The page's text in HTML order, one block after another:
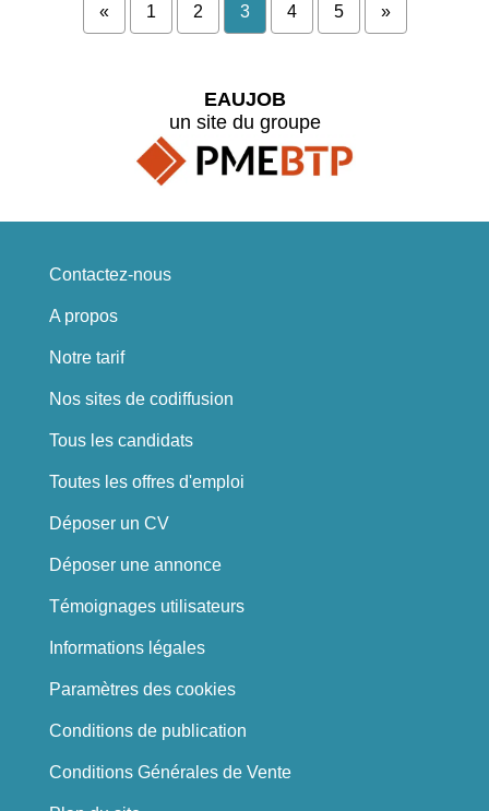
« 1 2 3 4 5 »
EAUJOB
un site du groupe
Contactez-nous
A propos
Notre tarif
Nos sites de codiffusion
Tous les candidats
Toutes les offres d'emploi
Déposer un CV
Déposer une annonce
Témoignages utilisateurs
Informations légales
Paramètres des cookies
Conditions de publication
Conditions Générales de Vente